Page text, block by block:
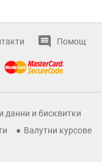
Помощ
данни и бисквитки
Валутни курсове